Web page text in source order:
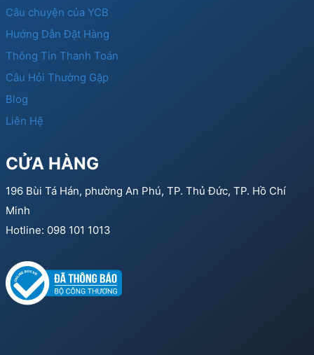
Câu chuyện của YCB
Hướng Dẫn Đặt Hàng
Thông Tin Thanh Toán
Câu Hỏi Thường Gặp
Blog
Liên Hệ
CỬA HÀNG
196 Bùi Tá Hán, phường An Phú, TP. Thủ Đức, TP. Hồ Chí
Minh
Hotline: 098 101 1013